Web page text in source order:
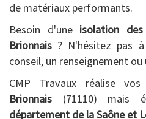
de matériaux performants.
Besoin d'une isolation
Brionnais ? N'hésitez pas à
conseil, un renseignement ou
CMP Travaux réalise
Brionnais (71110) mais
département de la Saône et